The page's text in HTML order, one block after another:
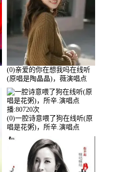
(0)亲爱的你在想我吗在线听
(原唱是陶晶晶)，薇演唱点
播:159722次
(0)一腔诗意喂了狗在线听(原
唱是花粥)，所辛.演唱点
播:80720次